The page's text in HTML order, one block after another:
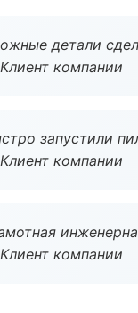
детали
компании
запустили
компании
компании